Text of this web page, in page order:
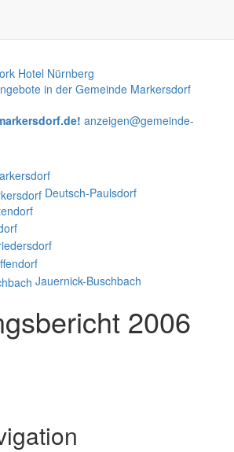
Hotel Nürnberg
anzeigen@gemeinde-
Deutsch-Paulsdorf
Jauernick-Buschbach
2006